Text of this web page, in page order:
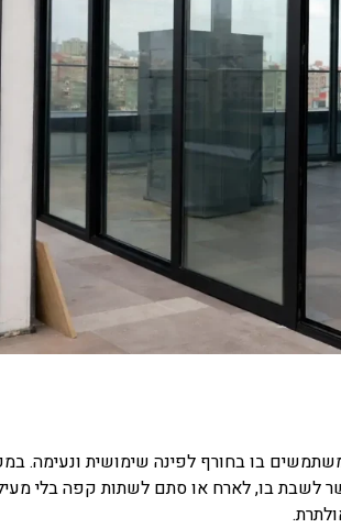
בו בחורף לפינה שימושית ונעימה.
לשבת בו, לארח או סתם לשתות קפה בלי